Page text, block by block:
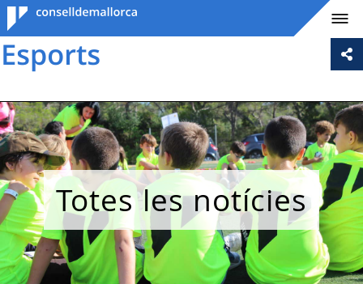
Consell de
Mallorca
Totes les notícies